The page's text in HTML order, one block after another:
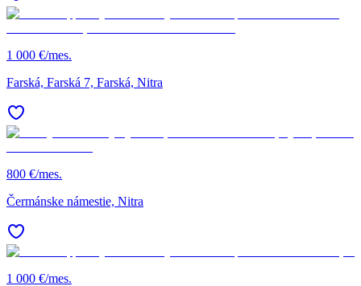
1 000 €/mes.
Farská, Farská 7, Farská, Nitra
800 €/mes.
Čermánske námestie, Nitra
1 000 €/mes.